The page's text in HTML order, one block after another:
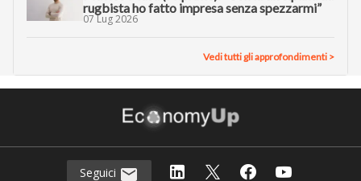
rugbista ho fatto impresa senza spezzarmi”
07 Lug 2026
Vedi tutti gli approfondimenti >
Seguici